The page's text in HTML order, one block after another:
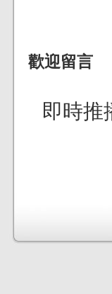
歡迎留言
即時推